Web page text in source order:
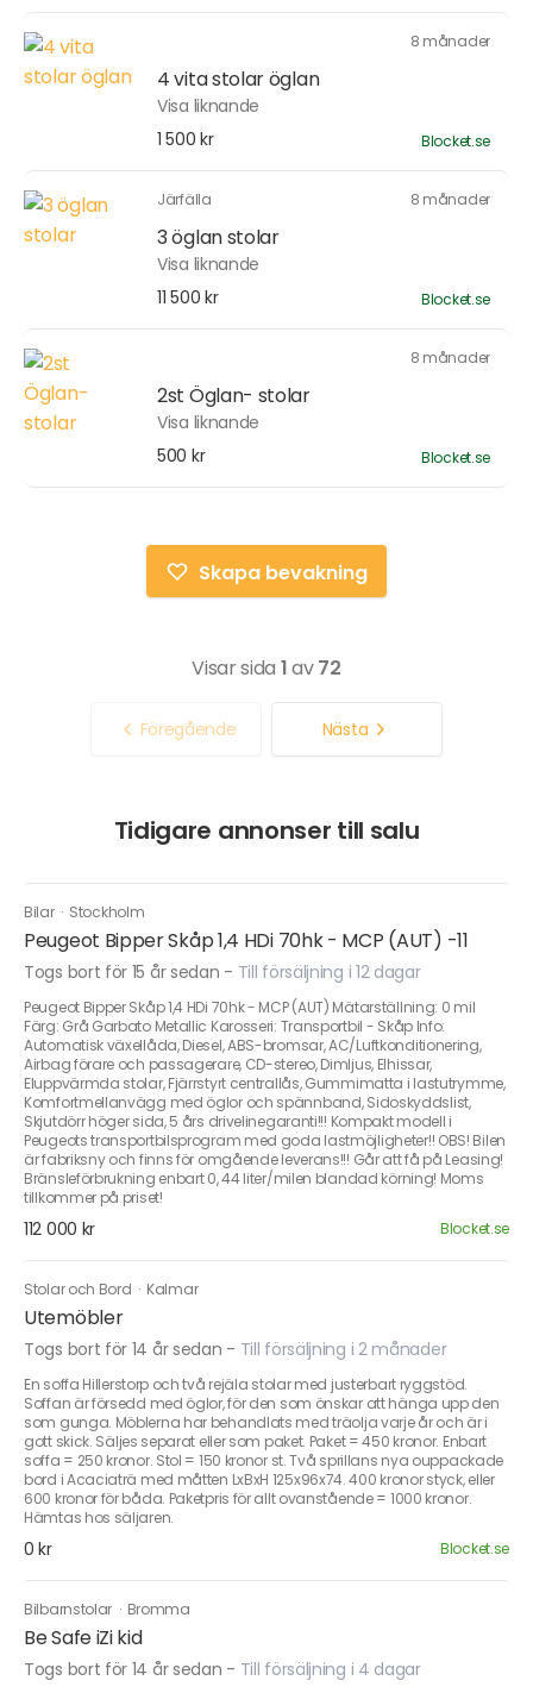
8 månader
4 vita stolar öglan
Visa liknande
1 500 kr
Blocket.se
Järfälla 8 månader
3 öglan stolar
Visa liknande
11 500 kr
Blocket.se
8 månader
2st Öglan- stolar
Visa liknande
500 kr
Blocket.se
Skapa bevakning
Visar sida 1av72
Föregående Nästa
Tidigare annonser till salu
Bilar · Stockholm
Peugeot Bipper Skåp 1,4 HDi 70hk - MCP (AUT) -11
Togs bort för 15 år sedan - Till försäljning i 12 dagar
Peugeot Bipper Skåp 1,4 HDi 70hk - MCP (AUT) Mätarställning: 0 mil
Färg: Grå Garbato Metallic Karosseri: Transportbil - Skåp Info:
Automatisk växellåda, Diesel, ABS-bromsar, AC/Luftkonditionering,
Airbag förare och passagerare, CD-stereo, Dimljus, Elhissar,
Eluppvärmda stolar, Fjärrstyrt centrallås, Gummimatta i lastutrymme,
Komfortmellanvägg med öglor och spännband, Sidoskyddslist,
Skjutdörr höger sida, 5 års drivelinegaranti!!! Kompakt modell i
Peugeots transportbilsprogram med goda lastmöjligheter!! OBS! Bilen
är fabriksny och finns för omgående leverans!!! Går att få på Leasing!
Bränsleförbrukning enbart 0, 44 liter/milen blandad körning! Moms
tillkommer på priset!
112 000 kr Blocket.se
Stolar och Bord · Kalmar
Utemöbler
Togs bort för 14 år sedan - Till försäljning i 2 månader
En soffa Hillerstorp och två rejäla stolar med justerbart ryggstöd.
Soffan är försedd med öglor, för den som önskar att hänga upp den
som gunga. Möblerna har behandlats med träolja varje år och är i
gott skick. Säljes separat eller som paket. Paket = 450 kronor. Enbart
soffa = 250 kronor. Stol = 150 kronor st. Två sprillans nya ouppackade
bord i Acaciaträ med måtten LxBxH 125x96x74. 400 kronor styck, eller
600 kronor för båda. Paketpris för allt ovanstående = 1000 kronor.
Hämtas hos säljaren.
0 kr Blocket.se
Bilbarnstolar · Bromma
Be Safe iZi kid
Togs bort för 14 år sedan - Till försäljning i 4 dagar